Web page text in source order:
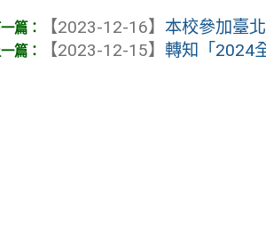
【2023-12-16】 本校參加臺
【2023-12-15】轉知「2024